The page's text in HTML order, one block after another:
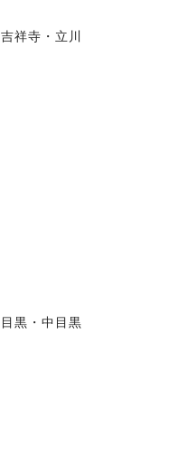
吉祥寺・立川
目黒・中目黒